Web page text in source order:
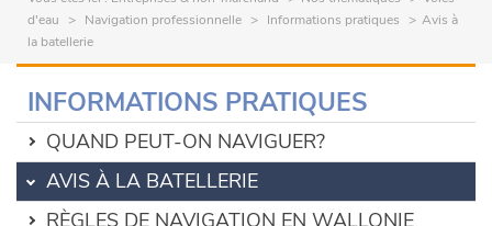
d'eau
Navigation professionnelle Informations pratiques
Avis à
la batellerie
INFORMATIONS PRATIQUES
QUAND PEUT-ON NAVIGUER?
AVIS À LA BATELLERIE
RÈGLES DE NAVIGATION EN WALLONIE